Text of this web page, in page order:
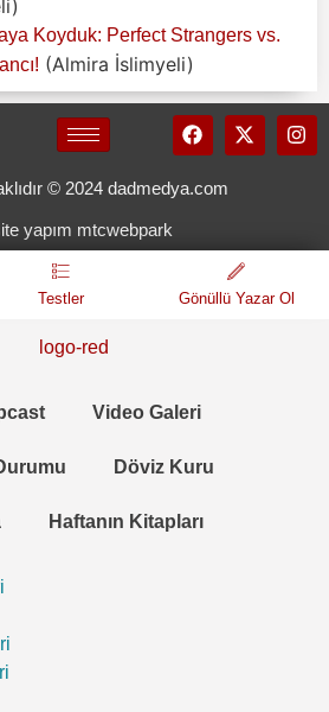
Koyduk: Perfect Strangers vs.
(Almira İslimyeli)
© 2024 dadmedya.com
yapım mtcwebpark
Testler Gönüllü Yazar Ol
Video Galeri
Döviz Kuru
Haftanın Kitapları